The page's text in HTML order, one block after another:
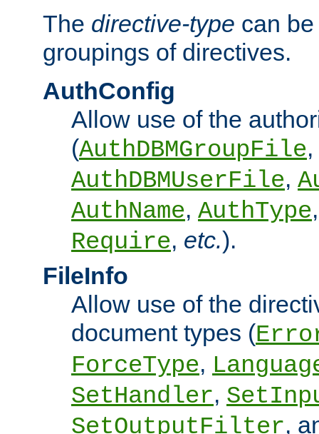
The directive-type can
groupings of directives.
AuthConfig
Allow use of the
(AuthDBMGroupFile,
AuthDBMUserFile,
AuthName, AuthType
Require, etc.).
FileInfo
Allow use of the
document types (
ForceType,
SetHandler,
SetOutputFilter,